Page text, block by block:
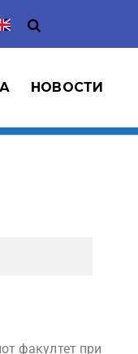
НОВОСТИ
факултет при